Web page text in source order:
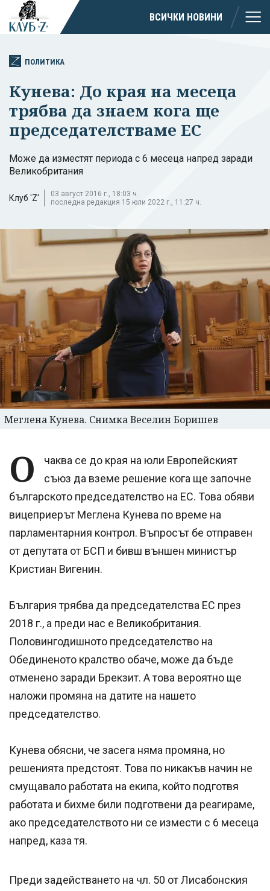
ВСИЧКИ НОВИНИ
ПОЛИТИКА
Кунева: До края на месеца
трябва да знаем кога ще
председателстваме ЕС
Може да изместят периода с 6 месеца напред заради
Великобритания
Клуб 'Z'
03 август 2016 г., 18:03 ч.
последна редакция 15 юли 2022 г., 11:27 ч.
Меглена Кунева. Снимка Веселин Боришев
О
чаква се до края на юли Европейският
съюз да вземе решение кога ще започне
българското председателство на ЕС. Това обяви
вицеприерът Меглена Кунева по време на
парламентарния контрол. Въпросът бе отправен
от депутата от БСП и бивш външен министър
Кристиан Вигенин.
България трябва да председателства ЕС през
2018 г., а преди нас е Великобритания.
Половингодишното председателство на
Обединеното кралство обаче, може да бъде
отменено заради Брекзит. А това вероятно ще
наложи промяна на датите на нашето
председателство.
Кунева обясни, че засега няма промяна, но
решенията предстоят. Това по никакъв начин не
смущавало работата на екипа, който подготвя
работата и бихме били подготвени да реагираме,
ако председателството ни се измести с 6 месеца
напред, каза тя.
Преди задействането на чл. 50 от Лисабонския